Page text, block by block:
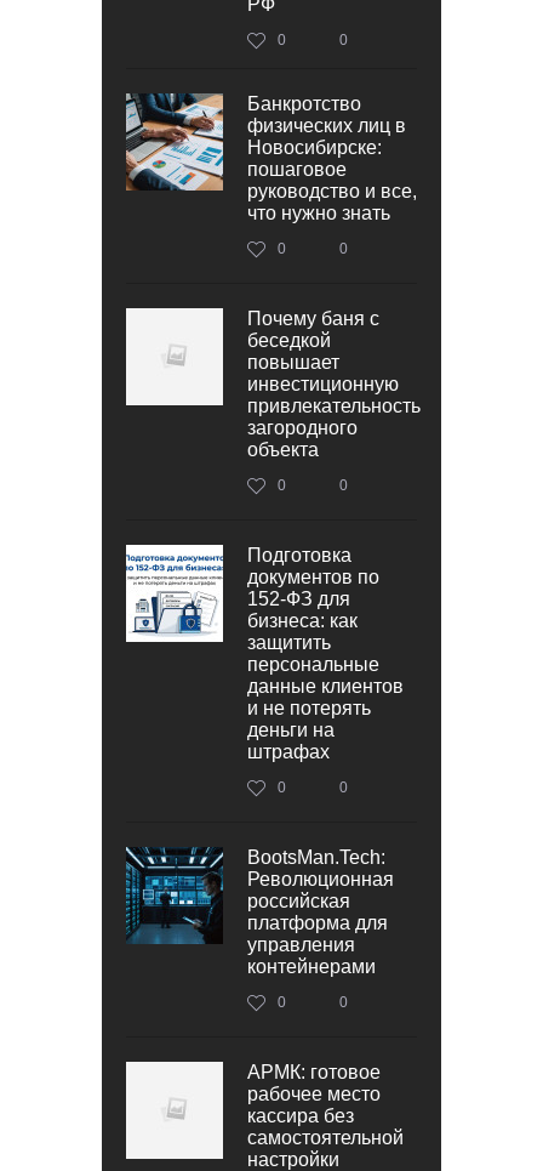
0 0
Банкротство
физических лиц в
Новосибирске:
пошаговое
руководство и все,
что нужно знать
0 0
Почему баня с
беседкой
повышает
инвестиционную
привлекательность
загородного
объекта
0 0
Подготовка
документов по
152‑ФЗ для
бизнеса: как
защитить
персональные
данные клиентов
и не потерять
деньги на
штрафах
0 0
BootsMan.Tech:
Революционная
российская
платформа для
управления
контейнерами
0 0
АРМК: готовое
рабочее место
кассира без
самостоятельной
настройки